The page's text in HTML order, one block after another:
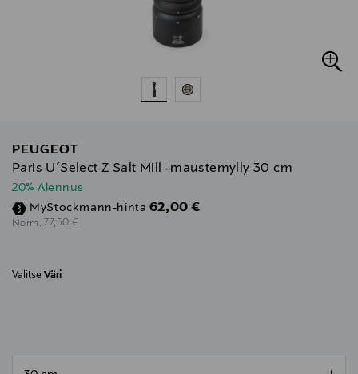
PEUGEOT
Paris U´Select Z Salt Mill -maustemylly 30 cm
20% Alennus
MyStockmann-hinta Discounted Price
62,00 €
Norm. Original Price
77,50 €
Valitse Väri